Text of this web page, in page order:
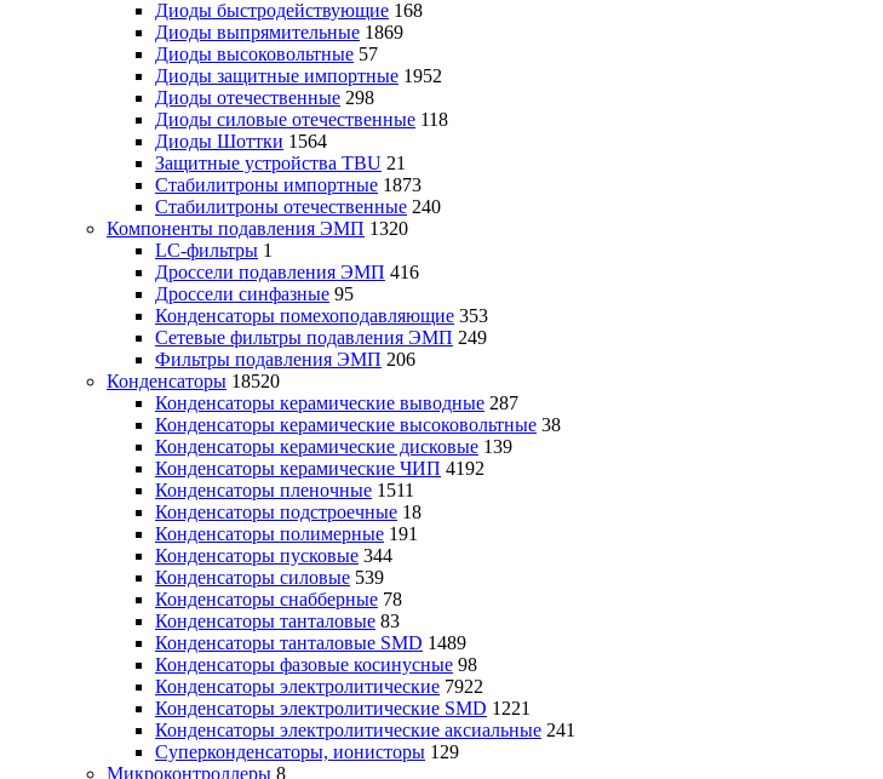
Диоды быстродействующие 168
Диоды выпрямительные 1869
Диоды высоковольтные 57
Диоды защитные импортные 1952
Диоды отечественные 298
Диоды силовые отечественные 118
Диоды Шоттки 1564
Защитные устройства TBU 21
Стабилитроны импортные 1873
Стабилитроны отечественные 240
Компоненты подавления ЭМП 1320
LC-фильтры 1
Дроссели подавления ЭМП 416
Дроссели синфазные 95
Конденсаторы помехоподавляющие 353
Сетевые фильтры подавления ЭМП 249
Фильтры подавления ЭМП 206
Конденсаторы 18520
Конденсаторы керамические выводные 287
Конденсаторы керамические высоковольтные 38
Конденсаторы керамические дисковые 139
Конденсаторы керамические ЧИП 4192
Конденсаторы пленочные 1511
Конденсаторы подстроечные 18
Конденсаторы полимерные 191
Конденсаторы пусковые 344
Конденсаторы силовые 539
Конденсаторы снабберные 78
Конденсаторы танталовые 83
Конденсаторы танталовые SMD 1489
Конденсаторы фазовые косинусные 98
Конденсаторы электролитические 7922
Конденсаторы электролитические SMD 1221
Конденсаторы электролитические аксиальные 241
Суперконденсаторы, ионисторы 129
Микроконтроллеры 8